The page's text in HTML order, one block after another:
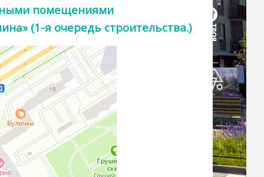
помещениями
(1-я очередь строительства.)